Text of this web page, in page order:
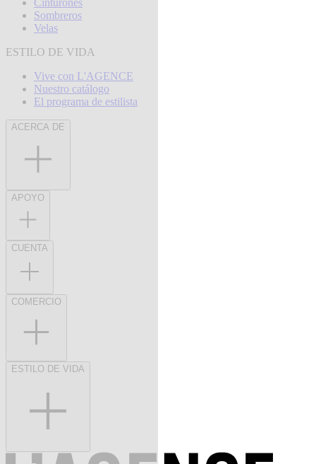
Cinturones
Sombreros
Velas
ESTILO DE VIDA
Vive con L'AGENCE
Nuestro catálogo
El programa de estilista
ACERCA DE
APOYO
CUENTA
COMERCIO
ESTILO DE VIDA